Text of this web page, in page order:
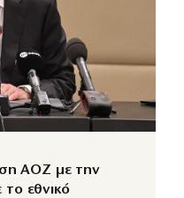
ΑΟΖ με την
εθνικό